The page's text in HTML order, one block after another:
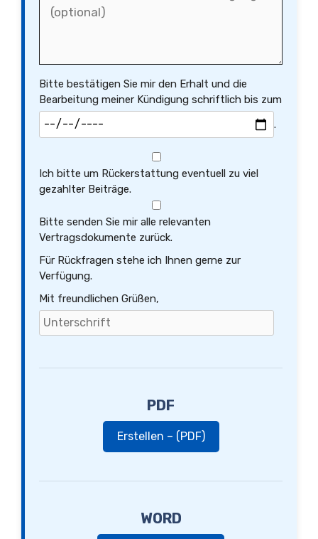
Bitte bestätigen Sie mir den Erhalt und die
Bearbeitung meiner Kündigung schriftlich bis zum
.
Ich bitte um Rückerstattung eventuell zu viel
gezahlter Beiträge.
Bitte senden Sie mir alle relevanten
Vertragsdokumente zurück.
Für Rückfragen stehe ich Ihnen gerne zur
Verfügung.
Mit freundlichen Grüßen,
PDF
Erstellen – (PDF)
WORD